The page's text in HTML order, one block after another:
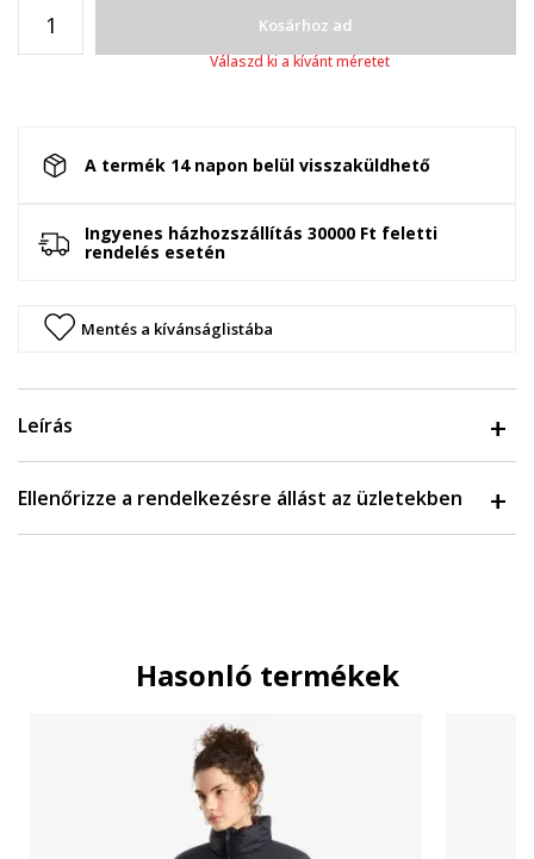
Kosárhoz ad
Válaszd ki a kívánt méretet
A termék 14 napon belül visszaküldhető
Ingyenes házhozszállítás 30000 Ft feletti
rendelés esetén
Mentés a kívánságlistába
Leírás
Ellenőrizze a rendelkezésre állást az üzletekben
Hasonló termékek